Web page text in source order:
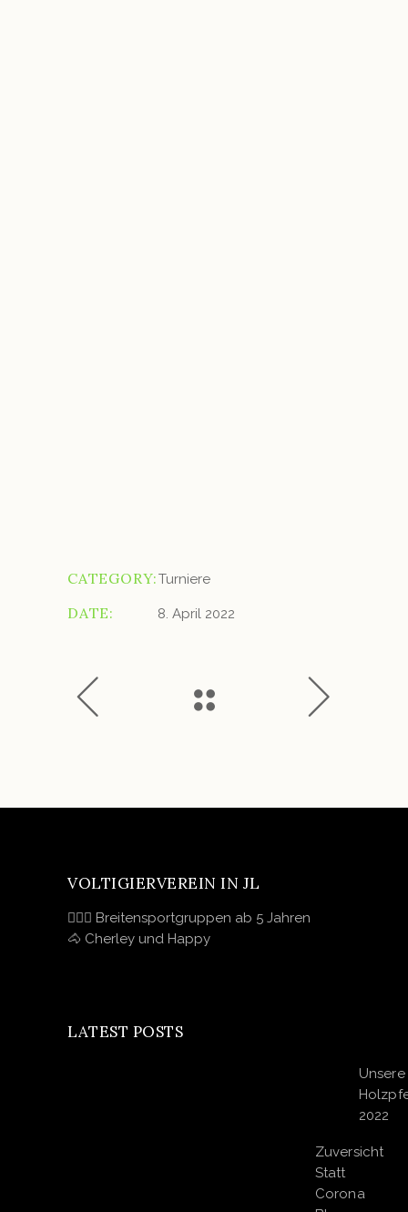
CATEGORY:Turniere
DATE: 8. April 2022
VOLTIGIERVEREIN IN JL
🤸🏽‍♀️ Breitensportgruppen ab 5 Jahren
🐴 Cherley und Happy
LATEST POSTS
2022
Zuversicht
Statt
Corona